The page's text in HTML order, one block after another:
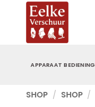
APPARAAT BEDIENING
SHOP / SHOP /